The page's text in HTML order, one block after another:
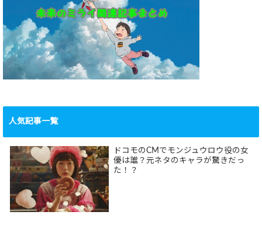
人気記事一覧
ドコモのCMでモンジュウロウ役の女
優は誰？元ネタのキャラが驚きだっ
た！？